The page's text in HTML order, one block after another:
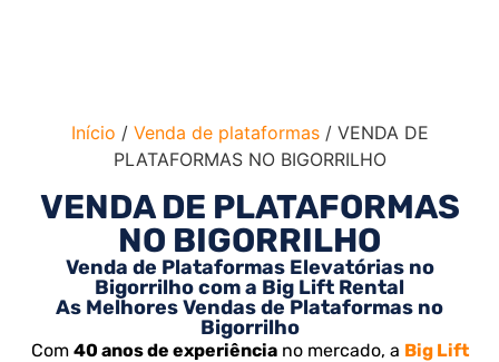
Início / Venda de plataformas/ VENDA DE
PLATAFORMAS NO BIGORRILHO
VENDA DE PLATAFORMAS
NO BIGORRILHO
Venda de Plataformas Elevatórias no
Bigorrilho com a Big Lift Rental
As Melhores Vendas de Plataformas no
Bigorrilho
Com 40 anos de experiênciano mercado, a Big Lift